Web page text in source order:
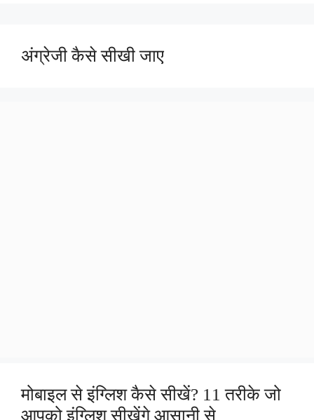
अंग्रेजी कैसे सीखी जाए
मोबाइल से इंग्लिश कैसे सीखें? 11 तरीके जो
आपको इंग्लिश सीखेंगे आसानी से